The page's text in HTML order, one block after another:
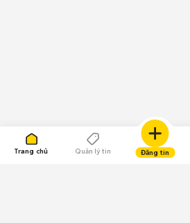
Trang chủ Quản lý tin Đăng tin